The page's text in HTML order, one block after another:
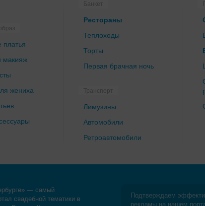
платья
макияж
жениха
Банкет
Рестораны
Теплоходы
Торты
Первая брачная ночь
Транспорт
Лимузины
Автомобили
Ретроавтомобили
— самый
свадебной тематики в
Подтверждаем
рекламы на нашем